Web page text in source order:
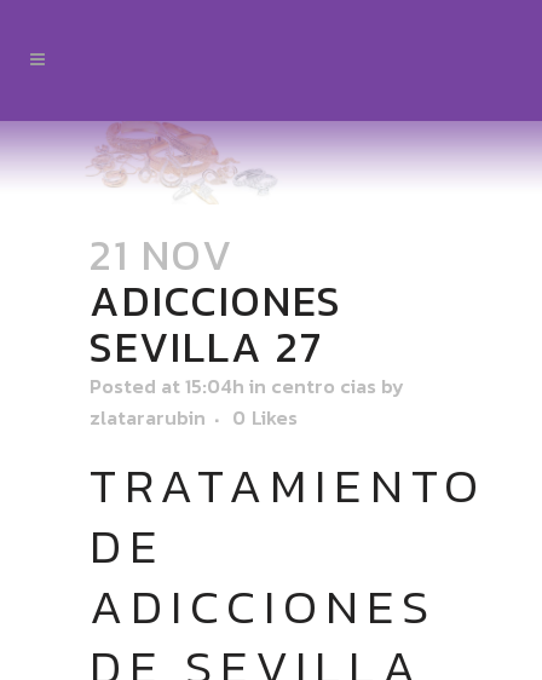
21 NOV
ADICCIONES
SEVILLA 27
Posted at 15:04h in centro cias by
zlatararubin
0 Likes
TRATAMIENTO
DE
ADICCIONES